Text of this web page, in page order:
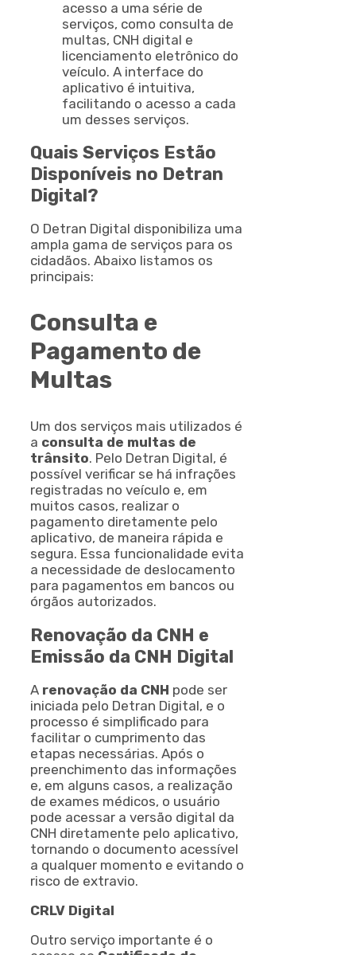
acesso a uma série de
serviços, como consulta de
multas, CNH digital e
licenciamento eletrônico do
veículo. A interface do
aplicativo é intuitiva,
facilitando o acesso a cada
um desses serviços.
Quais Serviços Estão
Disponíveis no Detran
Digital?
O Detran Digital disponibiliza uma
ampla gama de serviços para os
cidadãos. Abaixo listamos os
principais:
Consulta e
Pagamento de
Multas
Um dos serviços mais utilizados é
a consulta de multas de
trânsito. Pelo Detran Digital, é
possível verificar se há infrações
registradas no veículo e, em
muitos casos, realizar o
pagamento diretamente pelo
aplicativo, de maneira rápida e
segura. Essa funcionalidade evita
a necessidade de deslocamento
para pagamentos em bancos ou
órgãos autorizados.
Renovação da CNH e
Emissão da CNH Digital
A renovação da CNH pode ser
iniciada pelo Detran Digital, e o
processo é simplificado para
facilitar o cumprimento das
etapas necessárias. Após o
preenchimento das informações
e, em alguns casos, a realização
de exames médicos, o usuário
pode acessar a versão digital da
CNH diretamente pelo aplicativo,
tornando o documento acessível
a qualquer momento e evitando o
risco de extravio.
CRLV Digital
Outro serviço importante é o